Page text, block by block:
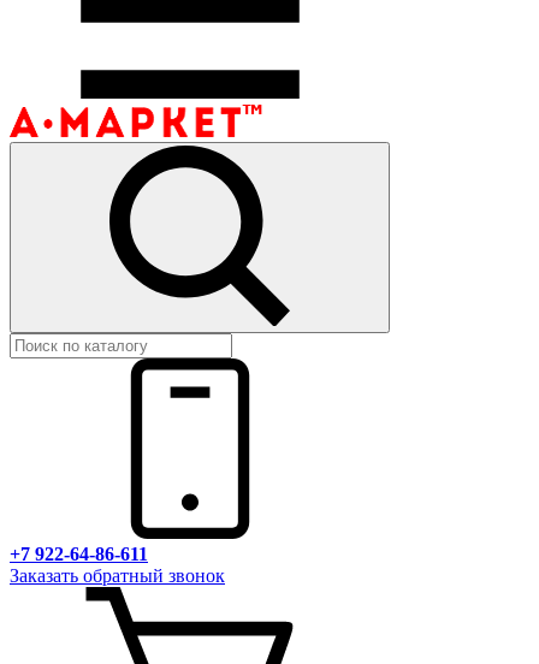
+7 922-64-86-611
Заказать обратный звонок